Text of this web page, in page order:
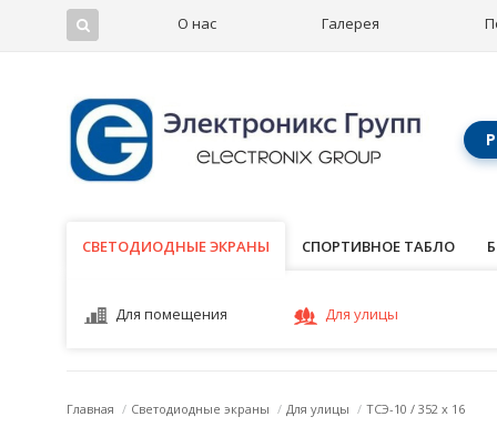
О нас Галерея
СВЕТОДИОДНЫЕ ЭКРАНЫ
СВЕТОДИОДНЫЕ ЭКРАНЫ СПОРТИВНОЕ ТАБЛО
Для помещения Для улицы
Главная / Светодиодные экраны / Для улицы / ТСЭ-10 / 352 x 16